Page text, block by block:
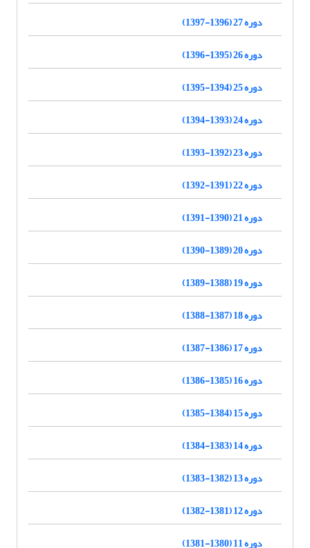
دوره 27 (1396-1397)
دوره 26 (1395-1396)
دوره 25 (1394-1395)
دوره 24 (1393-1394)
دوره 23 (1392-1393)
دوره 22 (1391-1392)
دوره 21 (1390-1391)
دوره 20 (1389-1390)
دوره 19 (1388-1389)
دوره 18 (1387-1388)
دوره 17 (1386-1387)
دوره 16 (1385-1386)
دوره 15 (1384-1385)
دوره 14 (1383-1384)
دوره 13 (1382-1383)
دوره 12 (1381-1382)
دوره 11 (1380-1381)